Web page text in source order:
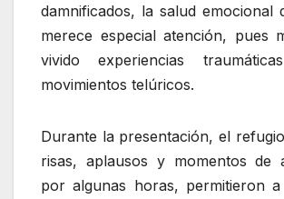
damnificados, la salud emocional
merece especial atención, pues
vivido experiencias
movimientos telúricos.
Durante la presentación, el
risas, aplausos y momentos de
por algunas horas, permitieron a